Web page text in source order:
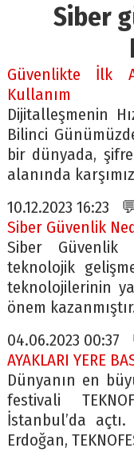
Siber
Güvenlikte İlk
Kullanım
Dijitalleşmenin
Bilinci
bir dünyada,
alanında
10.12.2023 16:23
Siber Güvenlik
Siber Güvenlik
teknolojik
teknolojilerinin
önem
04.06.2023
AYAKLARI YERE
Dünyanın en
festivali
İstanbul’da
Erdoğan,